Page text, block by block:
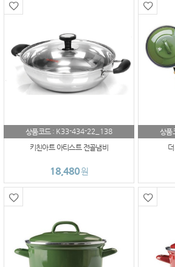
상품코드 : K33-434-22_138
키친아트 아티스트 전골냄비
18,480원
상품